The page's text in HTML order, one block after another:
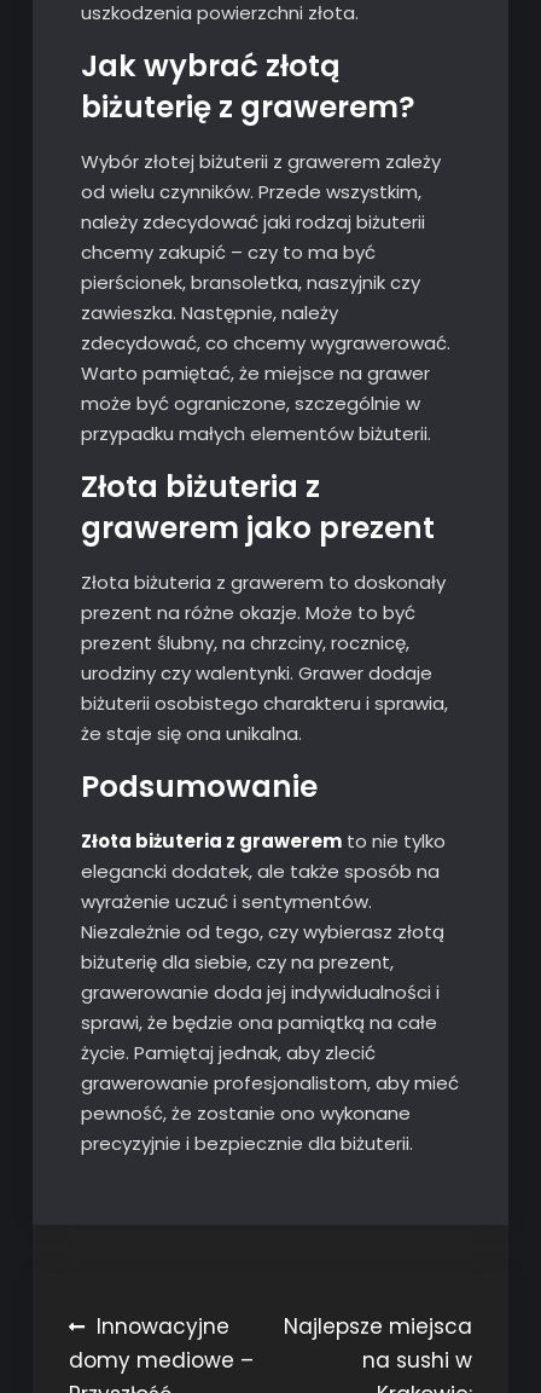
uszkodzenia powierzchni złota.
Jak wybrać złotą
biżuterię z grawerem?
Wybór złotej biżuterii z grawerem zależy
od wielu czynników. Przede wszystkim,
należy zdecydować jaki rodzaj biżuterii
chcemy zakupić – czy to ma być
pierścionek, bransoletka, naszyjnik czy
zawieszka. Następnie, należy
zdecydować, co chcemy wygrawerować.
Warto pamiętać, że miejsce na grawer
może być ograniczone, szczególnie w
przypadku małych elementów biżuterii.
Złota biżuteria z
grawerem jako prezent
Złota biżuteria z grawerem to doskonały
prezent na różne okazje. Może to być
prezent ślubny, na chrzciny, rocznicę,
urodziny czy walentynki. Grawer dodaje
biżuterii osobistego charakteru i sprawia,
że staje się ona unikalna.
Podsumowanie
Złota biżuteria z graweremto nie tylko
elegancki dodatek, ale także sposób na
wyrażenie uczuć i sentymentów.
Niezależnie od tego, czy wybierasz złotą
biżuterię dla siebie, czy na prezent,
grawerowanie doda jej indywidualności i
sprawi, że będzie ona pamiątką na całe
życie. Pamiętaj jednak, aby zlecić
grawerowanie profesjonalistom, aby mieć
pewność, że zostanie ono wykonane
precyzyjnie i bezpiecznie dla biżuterii.
Nawigacja
wpisu
Innowacyjne
domy mediowe –
Najlepsze miejsca
na sushi w